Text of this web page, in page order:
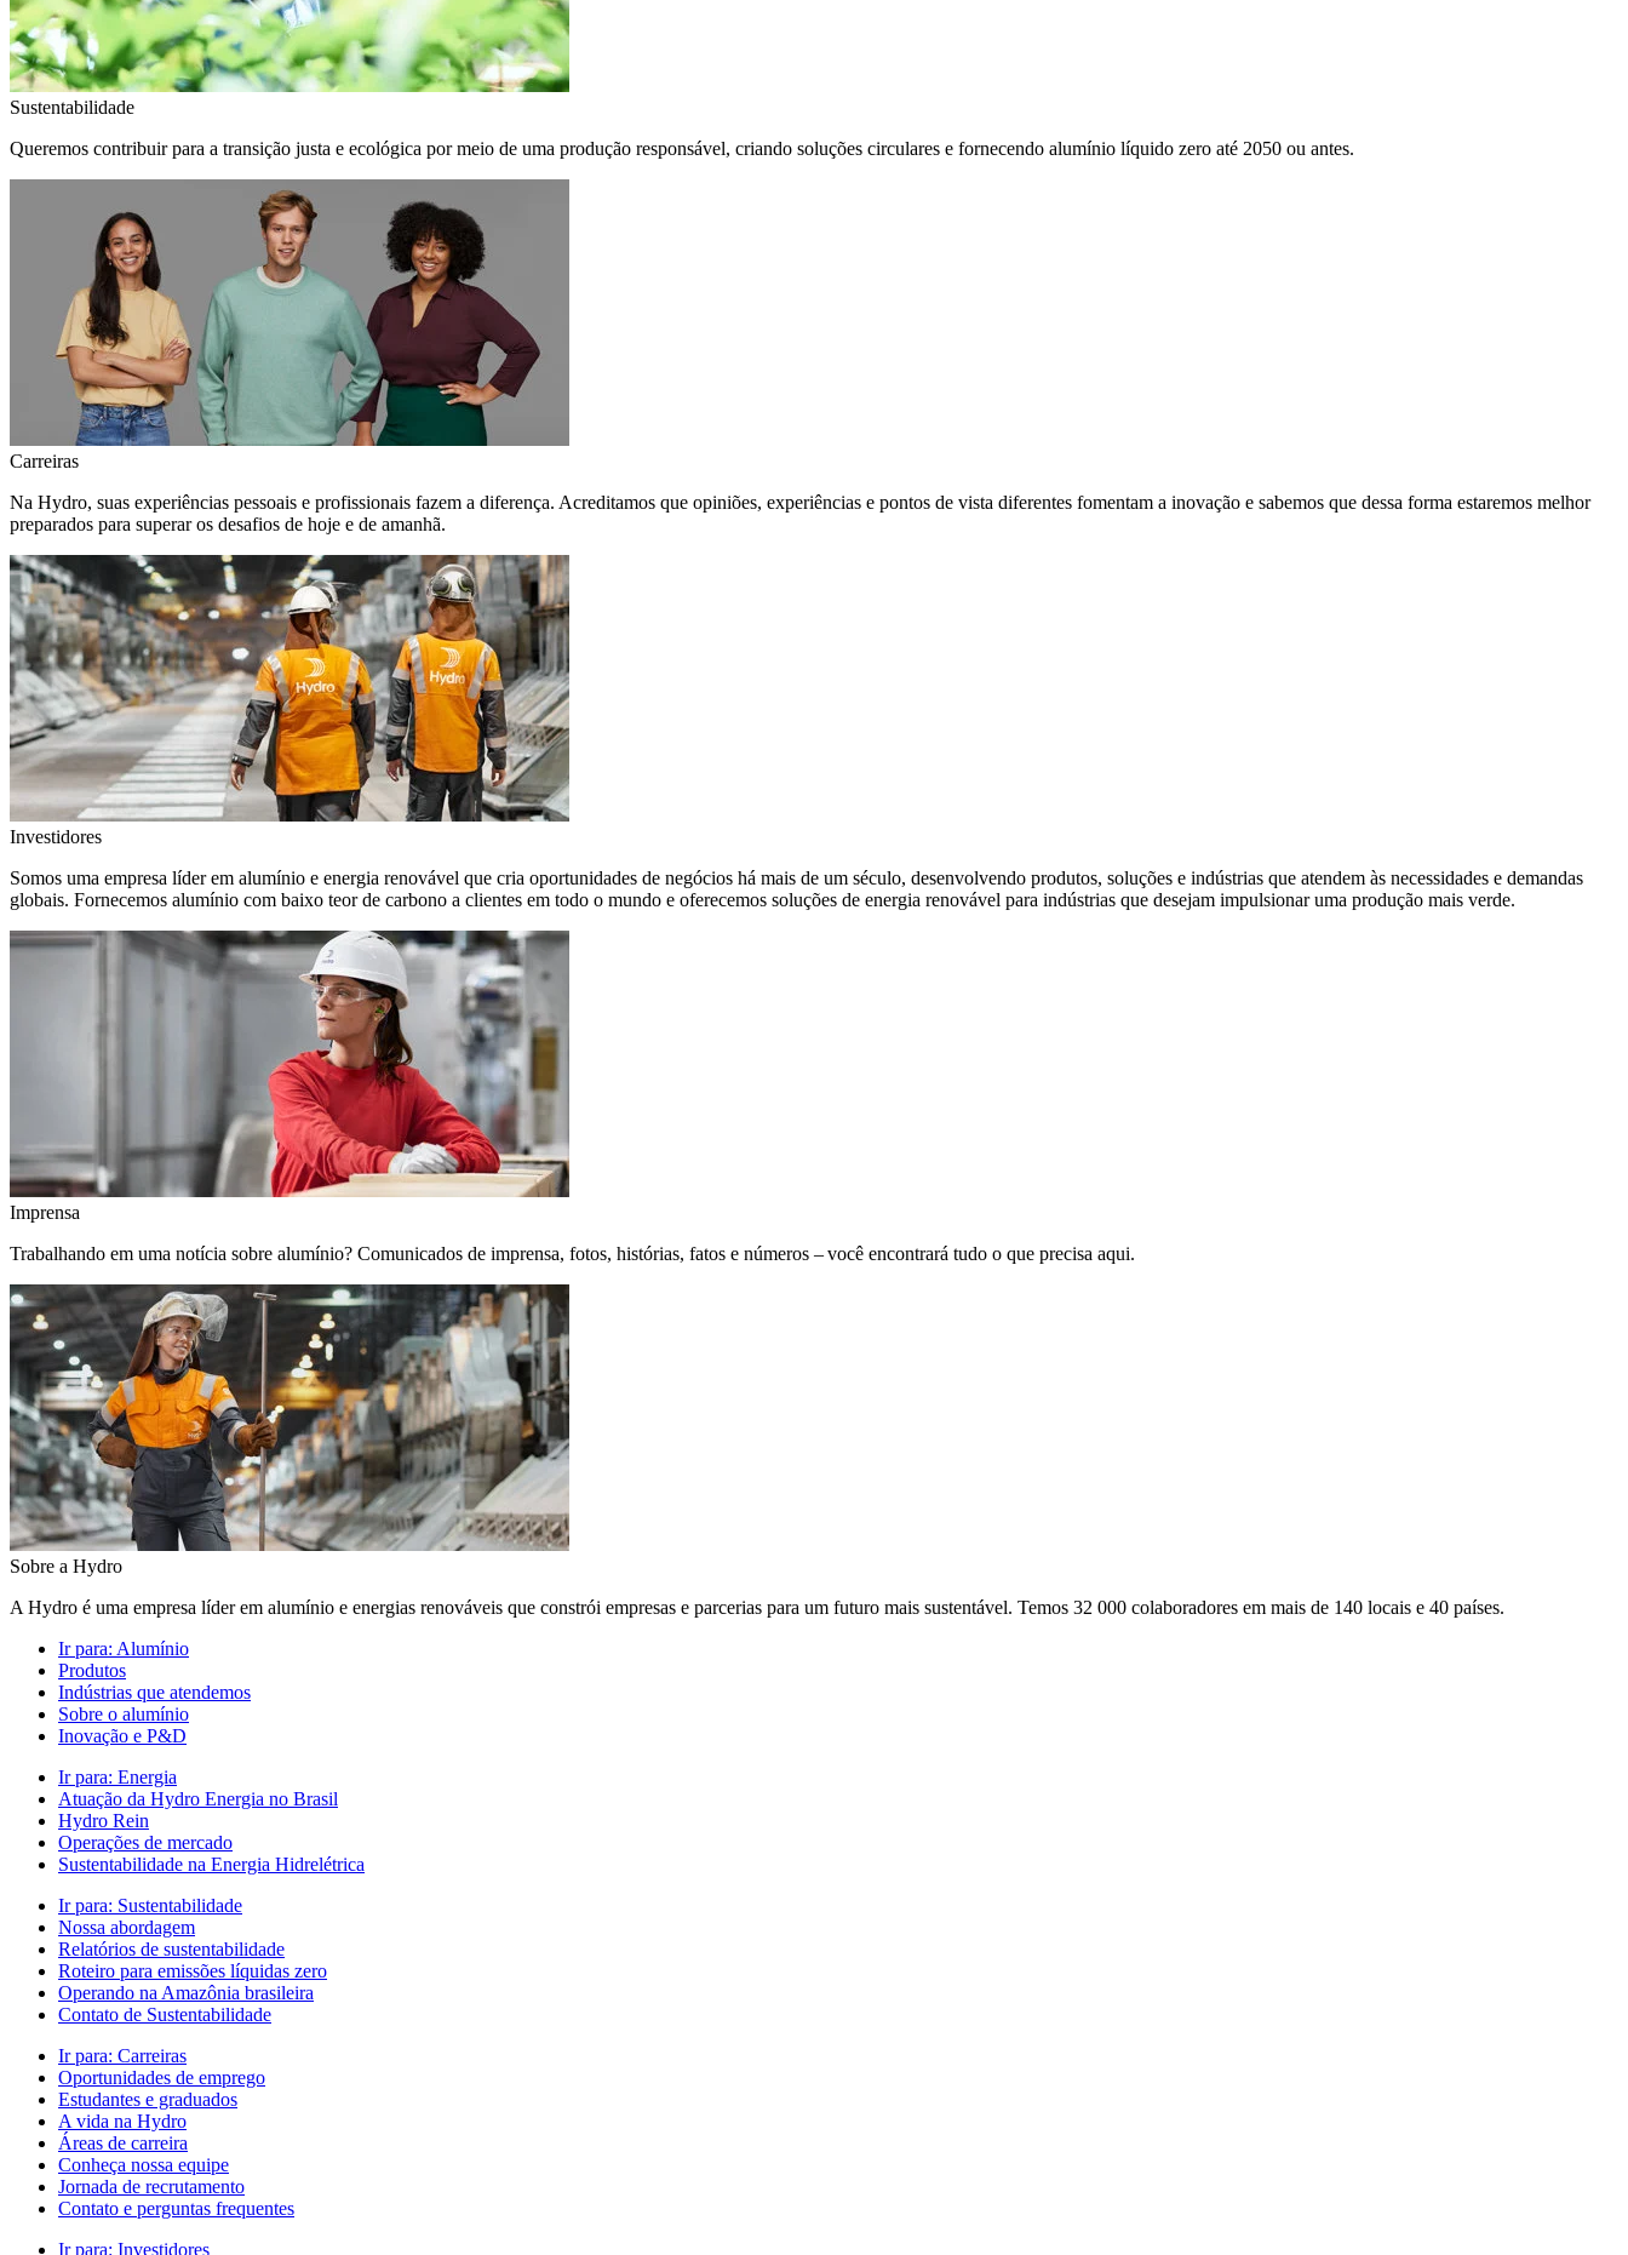
Sustentabilidade
Queremos contribuir para a transição justa e ecológica por meio de uma produção responsável, criando soluções circulares e fornecendo alumínio líquido zero até 2050 ou antes.
Carreiras
Na Hydro, suas experiências pessoais e profissionais fazem a diferença. Acreditamos que opiniões, experiências e pontos de vista diferentes fomentam a inovação e sabemos que dessa forma estaremos melhor
preparados para superar os desafios de hoje e de amanhã.
Investidores
Somos uma empresa líder em alumínio e energia renovável que cria oportunidades de negócios há mais de um século, desenvolvendo produtos, soluções e indústrias que atendem às necessidades e demandas
globais. Fornecemos alumínio com baixo teor de carbono a clientes em todo o mundo e oferecemos soluções de energia renovável para indústrias que desejam impulsionar uma produção mais verde.
Imprensa
Trabalhando em uma notícia sobre alumínio? Comunicados de imprensa, fotos, histórias, fatos e números – você encontrará tudo o que precisa aqui.
Sobre a Hydro
A Hydro é uma empresa líder em alumínio e energias renováveis que constrói empresas e parcerias para um futuro mais sustentável. Temos 32 000 colaboradores em mais de 140 locais e 40 países.
Ir para: Alumínio
Produtos
Indústrias que atendemos
Sobre o alumínio
Inovação e P&D
Ir para: Energia
Atuação da Hydro Energia no Brasil
Hydro Rein
Operações de mercado
Sustentabilidade na Energia Hidrelétrica
Ir para: Sustentabilidade
Nossa abordagem
Relatórios de sustentabilidade
Roteiro para emissões líquidas zero
Operando na Amazônia brasileira
Contato de Sustentabilidade
Ir para: Carreiras
Oportunidades de emprego
Estudantes e graduados
A vida na Hydro
Áreas de carreira
Conheça nossa equipe
Jornada de recrutamento
Contato e perguntas frequentes
Ir para: Investidores